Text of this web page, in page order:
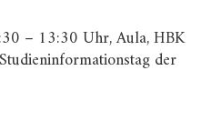
– 13:30 Uhr, Aula, HBK
der